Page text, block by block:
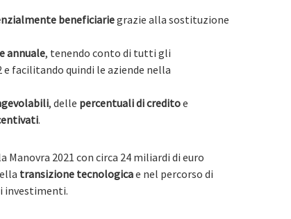
beneficiariegrazie alla sostituzione
annuale, tenendo conto di tutti gli
facilitando quindi le aziende nella
, delle percentuali di creditoe
.
2021 con circa 24 miliardi di euro
transizione tecnologicae nel percorso di
investimenti.